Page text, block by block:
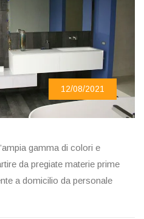
12/08/2021
gamma di colori e
da pregiate materie prime
a domicilio da personale